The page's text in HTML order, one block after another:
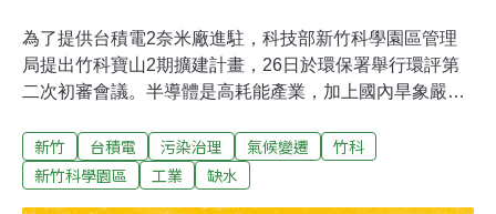
為了提供台積電2奈米廠進駐，科技部新竹科學園區管理
局提出竹科寶山2期擴建計畫，26日於環保署舉行環評第
二次初審會議。半導體是高耗能產業，加上國內旱象嚴
竹備援管線50%用水，「開發單位不能跟民眾的用水做競
合」，最終決議需補正再審。竹科寶山1期尚未完工 開發
新竹 台積電 污染治理 氣候變遷
竹科
新竹科學園區
工業 缺水